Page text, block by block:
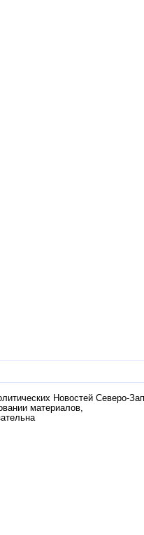
Новостей Северо-
материалов,